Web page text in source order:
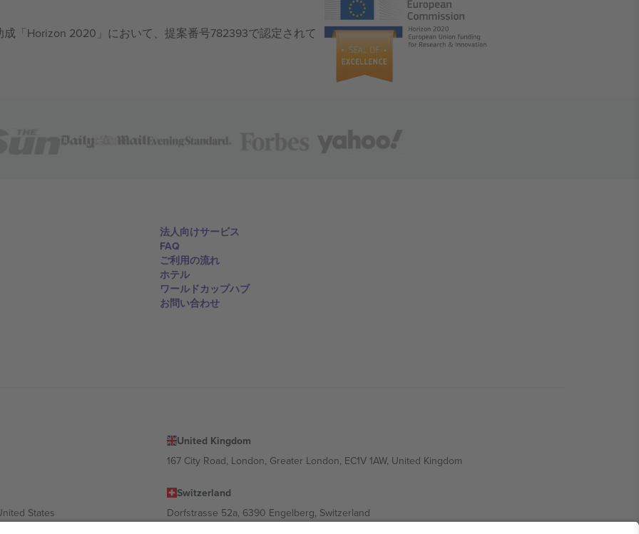
「Horizon 2020」において、提案番号782393で認定されて
法人向けサービス
FAQ
ご利用の流れ
ホテル
ワールドカップハブ
お問い合わせ
United Kingdom
167 City Road, London, Greater London, EC1V 1AW, United Kingdom
States
Switzerland
Dorfstrasse 52a, 6390 Engelberg, Switzerland